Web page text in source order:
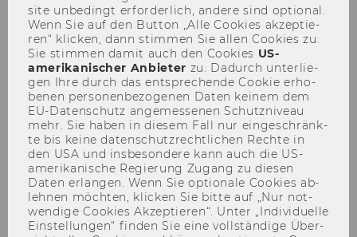
TEILEN TEILEN
12. Oktober 2023
Trai­ning | LC.2.004 | Don­ners­tags:
09:30 - 11:00 Die An­mel­dung ist ein­ma­
lig, ein spä­te­rer Ein­stieg ist nicht mög­
site un­be­dingt er­for­der­lich, an­de­re sind op­tio­nal.
Wenn Sie auf den But­ton „Alle Coo­kies ak­zep­tie­
ren“ kli­cken, dann stim­men Sie allen Coo­kies zu.
Sie stim­men damit auch den Coo­kies US-​
amerikanischer An­bie­ter zu. Da­durch un­ter­lie­
gen Ihre durch das ent­spre­chen­de Coo­kie er­ho­
be­nen per­so­nen­be­zo­ge­nen Daten kei­nem dem
EU-​Datenschutz an­ge­mes­se­nen Schutz­ni­veau
mehr. Sie haben in die­sem Fall nur ein­ge­schränk­
te bis keine da­ten­schutz­recht­li­chen Rech­te in
den USA und ins­be­son­de­re kann auch die US-​
amerikanische Re­gie­rung Zu­gang zu die­sen
Daten er­lan­gen. Wenn Sie op­tio­na­le Coo­kies ab­
leh­nen möch­ten, kli­cken Sie bitte auf „Nur not­
wen­di­ge Coo­kies Ak­zep­tie­ren“. Unter „In­di­vi­du­el­le
Ein­stel­lun­gen“ fin­den Sie eine voll­stän­di­ge Über­